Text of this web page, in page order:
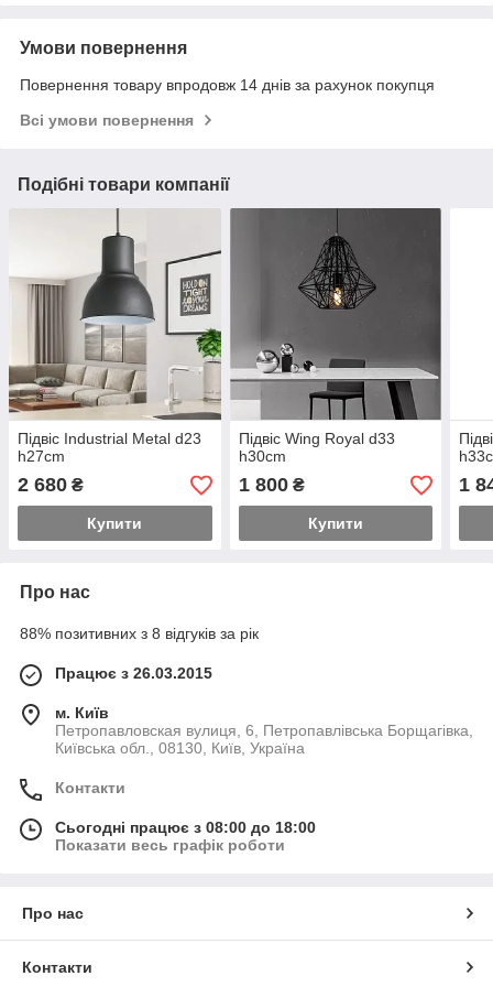
Умови повернення
Повернення товару впродовж 14 днів за рахунок покупця
Всі умови повернення
Подібні товари компанії
Підвіс Industrial Metal d23
h27cm
2 680 ₴
Купити
Підвіс Wing Royal d33
h30cm
1 800₴
Купити
1
Про нас
88% позитивних з 8 відгуків за рік
Працює з 26.03.2015
м. Київ
Петропавловская вулиця, 6, Петропавлівська Борщагівка,
Київська обл., 08130, Київ, Україна
Контакти
Сьогодні працює з 08:00 до 18:00
Показати весь графік роботи
Про нас
Контакти